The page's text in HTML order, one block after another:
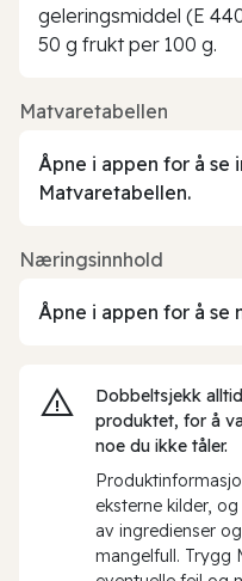
geleringsmiddel (E
50 g frukt per 100 g.
Matvaretabellen
Åpne i appen for å se
Matvaretabellen.
Næringsinnhold
Åpne i appen for å se
Dobbeltsjekk
produktet, for å
noe du ikke tåler.
eksterne kilder,
av ingredienser
mangelfull. Trygg